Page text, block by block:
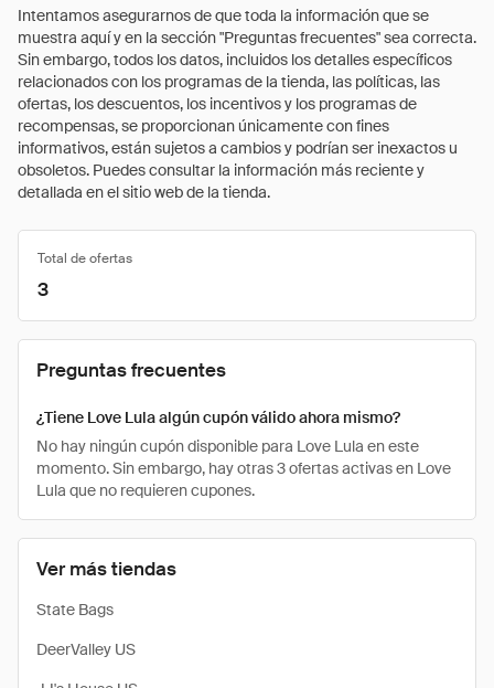
Intentamos asegurarnos de que toda la información que se
muestra aquí y en la sección "Preguntas frecuentes" sea correcta.
Sin embargo, todos los datos, incluidos los detalles específicos
relacionados con los programas de la tienda, las políticas, las
ofertas, los descuentos, los incentivos y los programas de
recompensas, se proporcionan únicamente con fines
informativos, están sujetos a cambios y podrían ser inexactos u
obsoletos. Puedes consultar la información más reciente y
detallada en el sitio web de la tienda.
Ver más tiendas
State Bags
DeerValley US
Total de ofertas
3
Preguntas frecuentes
¿Tiene Love Lula algún cupón válido ahora mismo?
No hay ningún cupón disponible para Love Lula en este
momento. Sin embargo, hay otras 3 ofertas activas en Love
Lula que no requieren cupones.